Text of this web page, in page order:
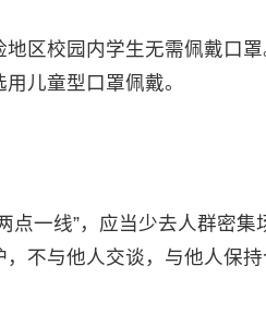
校园内学生无需佩戴口罩
儿童型口罩佩戴。
一线”，应当少去人群密集
不与他人交谈，与他人保